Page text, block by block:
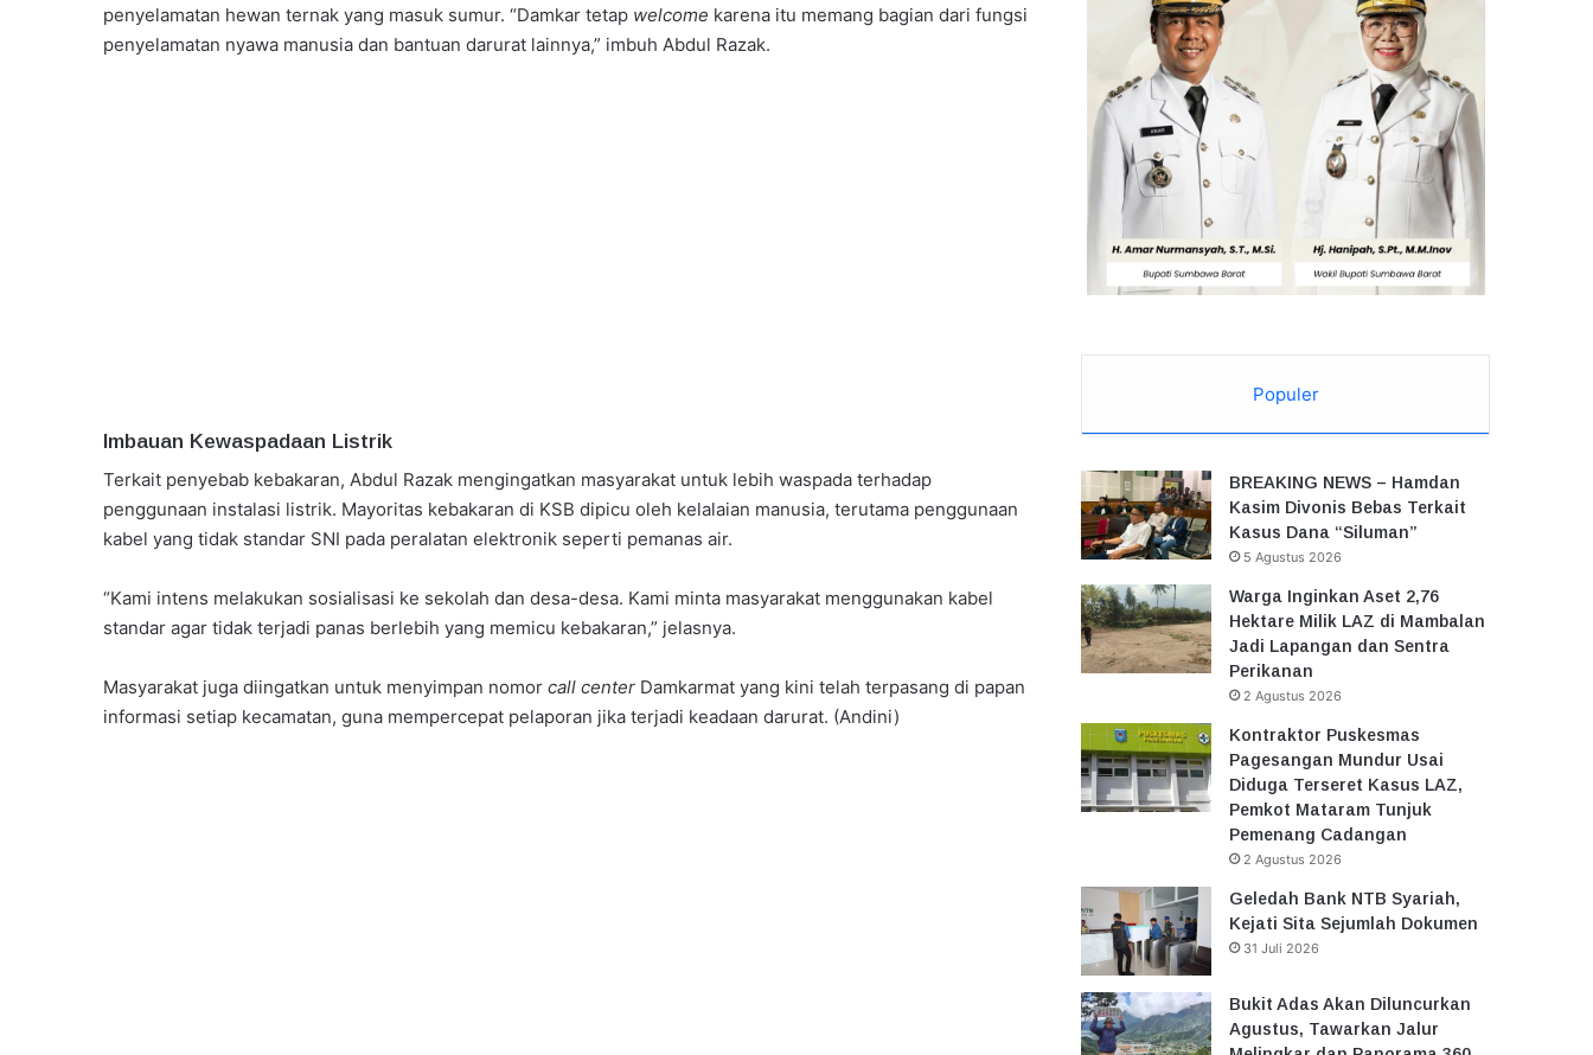
penyelamatan hewan ternak yang masuk sumur. “Damkar tetap welcome karena itu memang bagian dari fungsi
penyelamatan nyawa manusia dan bantuan darurat lainnya,” imbuh Abdul Razak.
Imbauan Kewaspadaan Listrik
Terkait penyebab kebakaran, Abdul Razak mengingatkan masyarakat untuk lebih waspada terhadap
penggunaan instalasi listrik. Mayoritas kebakaran di KSB dipicu oleh kelalaian manusia, terutama penggunaan
kabel yang tidak standar SNI pada peralatan elektronik seperti pemanas air.
“Kami intens melakukan sosialisasi ke sekolah dan desa-desa. Kami minta masyarakat menggunakan kabel
standar agar tidak terjadi panas berlebih yang memicu kebakaran,” jelasnya.
Masyarakat juga diingatkan untuk menyimpan nomor call center Damkarmat yang kini telah terpasang di papan
informasi setiap kecamatan, guna mempercepat pelaporan jika terjadi keadaan darurat. (Andini)
Populer
BREAKING NEWS – Hamdan
Kasim Divonis Bebas Terkait
Kasus Dana “Siluman”
5 Agustus 2026
Warga Inginkan Aset 2,76
Hektare Milik LAZ di Mambalan
Jadi Lapangan dan Sentra
Perikanan
2 Agustus 2026
Kontraktor Puskesmas
Pagesangan Mundur Usai
Diduga Terseret Kasus LAZ,
Pemkot Mataram Tunjuk
Pemenang Cadangan
2 Agustus 2026
Geledah Bank NTB Syariah,
Kejati Sita Sejumlah Dokumen
31 Juli 2026
Bukit Adas Akan Diluncurkan
Agustus, Tawarkan Jalur